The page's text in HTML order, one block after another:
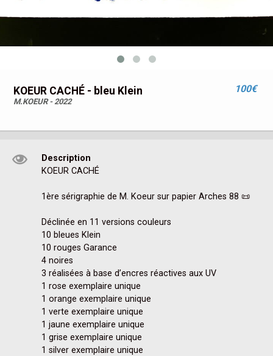
KOEUR CACHÉ - bleu Klein
M.KOEUR - 2022
100€
Description
KOEUR CACHÉ
1ère sérigraphie de M. Koeur sur papier Arches 88 📜
Déclinée en 11 versions couleurs
10 bleues Klein
10 rouges Garance
4 noires
3 réalisées à base d’encres réactives aux UV
1 rose exemplaire unique
1 orange exemplaire unique
1 verte exemplaire unique
1 jaune exemplaire unique
1 grise exemplaire unique
1 silver exemplaire unique